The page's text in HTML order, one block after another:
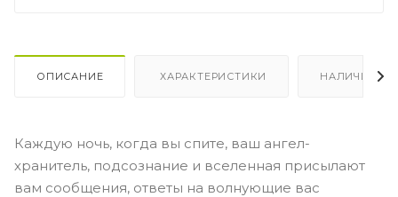
ОПИСАНИЕ ХАРАКТЕРИСТИКИ НАЛИЧИЕ
Каждую ночь, когда вы спите, ваш ангел-
хранитель, подсознание и вселенная присылают
вам сообщения, ответы на волнующие вас